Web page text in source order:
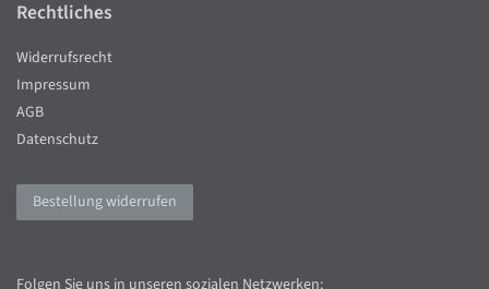
Rechtliches
Widerrufsrecht
Impressum
AGB
Datenschutz
Bestellung widerrufen